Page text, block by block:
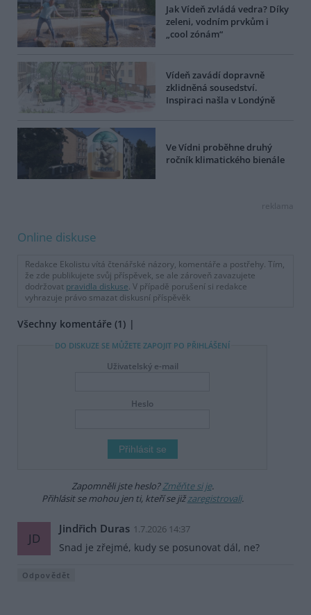
Jak Vídeň zvládá vedra? Díky
zeleni, vodním prvkům i
„cool zónám“
Vídeň zavádí dopravně
zklidněná sousedství.
Inspiraci našla v Londýně
Ve Vídni proběhne druhý
ročník klimatického bienále
reklama
Online diskuse
Redakce Ekolistu vítá čtenářské názory, komentáře a postřehy. Tím,
že zde publikujete svůj příspěvek, se ale zároveň zavazujete
dodržovat pravidla diskuse. V případě porušení si redakce
vyhrazuje právo smazat diskusní příspěvěk
Všechny komentáře (1)
DO DISKUZE SE MŮŽETE ZAPOJIT PO PŘIHLÁŠENÍ
Uživatelský e-mail
Heslo
Zapomněli jste heslo?Změňte si je.
Přihlásit se mohou jen ti, kteří se jižzaregistrovali.
JD
Jindřich Duras 1.7.2026 14:37
Snad je zřejmé, kudy se posunovat dál, ne?
Odpovědět